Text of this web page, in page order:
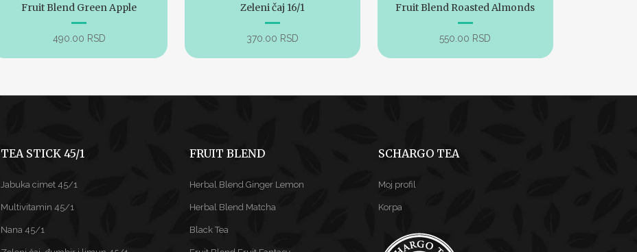
Fruit Blend Green Apple
490.00 RSD
Zeleni čaj 16/1
370.00 RSD
Fruit Blend Roasted Almonds
550.00 RSD
TEA STICK 45/1
Jabuka cimet 45/1
Multivitamin 45/1
Nana 45/1
FRUIT BLEND
Herbal Blend Ginger Lemon
Herbal Blend Matcha
Black Tea
SCHARGO TEA
Moj profil
Korpa